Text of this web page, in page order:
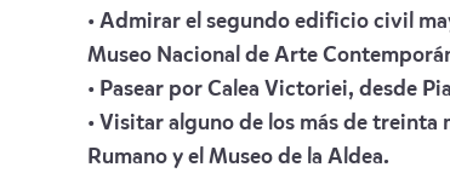
• Admirar el segundo edificio civil
Museo Nacional de Arte
• Pasear por Calea Victoriei, desde
• Visitar alguno de los más de
Rumano y el Museo de la Aldea.